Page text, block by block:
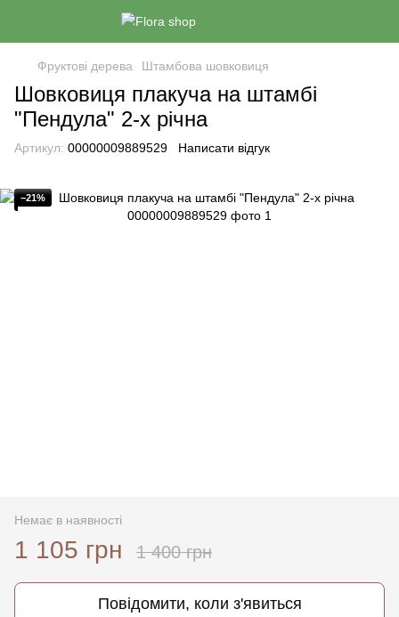
Фруктові дерева Штамбова шовковиця
Шовковиця плакуча на штамбі
"Пендула" 2-х річна
Артикул: 00000009889529 Написати відгук
−21%
Немає в наявності
1 105 грн 1 400 грн
Повідомити, коли з'явиться